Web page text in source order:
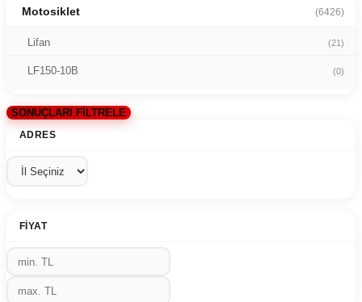
Motosiklet (6426)
Lifan (21)
LF150-10B (0)
SONUÇLARI FİLTRELE
ADRES
FIYAT